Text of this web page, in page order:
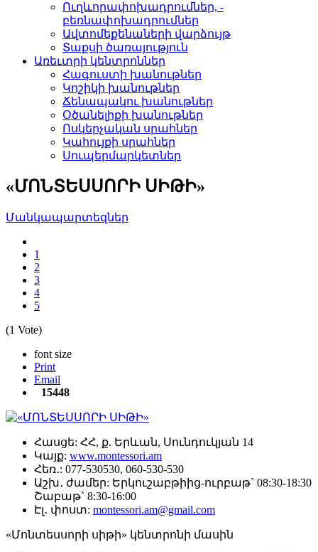
Ուղևորափոխադրումներ, ­
բեռնափոխադրումներ
Ավտոմեքենաների վարձու­յթ
Տաքսի ծառայություն­
Առեւտրի կենտրոններ
Հագուստի խանութներ
Կոշիկի խանութներ­
Ճենապակու խանութներ­
Օծանելիքի խանութներ­
Ոսկերչական սրահներ­
Կահույքի սրահներ­
Սուպերմարկետներ­
«ՄՈՆՏԵՍՍՈՐԻ ՍԻԹԻ»
Մանկապարտեզներ­
1
2
3
4
5
(1 Vote)
font size
Print
Email
15448
Հասցե: ՀՀ, ք. Երևան, Սունդուկյան 14
Կայք: www.montessori.am
Հեռ․: 077-530530, 060-530-530
Աշխ․ ժամեր: Երկուշաբթիից-ուրբաթ` 08:30-18:30
Շաբաթ` 8:30-16:00
Էլ․ փոստ: montessori.am@gmail.com
«Մոնտեսսորի սիթի» կենտրոնի մասին